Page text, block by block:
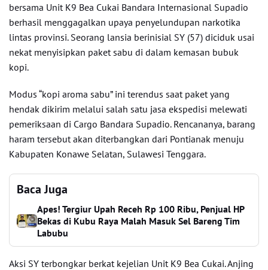
bersama Unit K9 Bea Cukai Bandara Internasional Supadio
berhasil menggagalkan upaya penyelundupan narkotika
lintas provinsi. Seorang lansia berinisial SY (57) diciduk usai
nekat menyisipkan paket sabu di dalam kemasan bubuk
kopi.
Modus “kopi aroma sabu” ini terendus saat paket yang
hendak dikirim melalui salah satu jasa ekspedisi melewati
pemeriksaan di Cargo Bandara Supadio. Rencananya, barang
haram tersebut akan diterbangkan dari Pontianak menuju
Kabupaten Konawe Selatan, Sulawesi Tenggara.
Baca Juga
Apes! Tergiur Upah Receh Rp 100 Ribu, Penjual HP
Bekas di Kubu Raya Malah Masuk Sel Bareng Tim
Labubu
Aksi SY terbongkar berkat kejelian Unit K9 Bea Cukai. Anjing